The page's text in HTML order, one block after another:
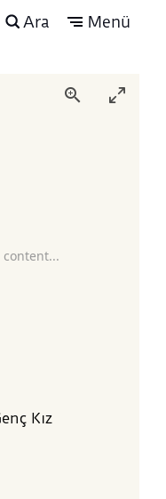
Ara Menü
content...
Kız